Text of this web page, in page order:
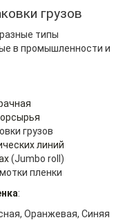
грузов
типы
в промышленности и
грузов
линий
(Jumbo roll)
пленки
:
Оранжевая, Синяя